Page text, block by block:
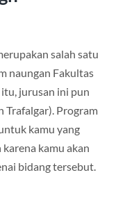
salah satu
naungan Fakultas
itu, jurusan ini pun
Trafalgar). Program
kamu yang
kamu akan
bidang tersebut.